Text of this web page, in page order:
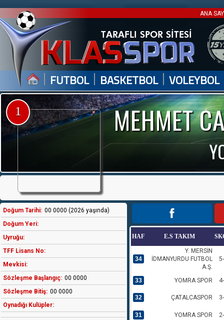
ANA
| FUTBOL | BASKETBOL | VOLEYBOL
MEHMET
1
Doğum Tarihi: 00 0000 (2026 yaşında)
Doğum Yeri:
Uyruğu:
TFF Lisans No:
Mevkisi:
Sözleşme Başlangıç: 00 0000
Sözleşme Bitiş: 00 0000
Oynadığı Kulüpler:
HAF E.S TAKIM
34
Y. MERSİN
İDMANYURDU FUTBOL
A.Ş.
33 YOMRA SPOR
32 ÇATALCASPOR
31 YOMRA SPOR